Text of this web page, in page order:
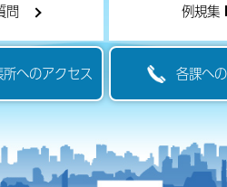
問 例規集
へのアクセス 各課へ